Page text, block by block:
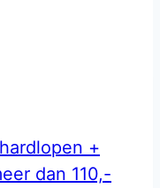
+
dan 110,-